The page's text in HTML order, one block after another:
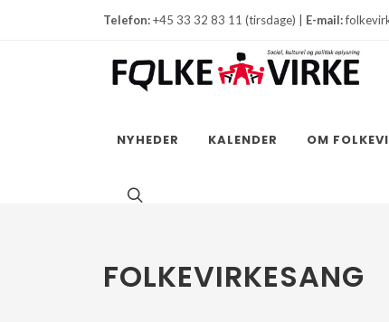
Telefon:+45 33 32 83 11 (tirsdage) | E-mail:
NYHEDER KALENDER OM
FOLKEVIRKESANG